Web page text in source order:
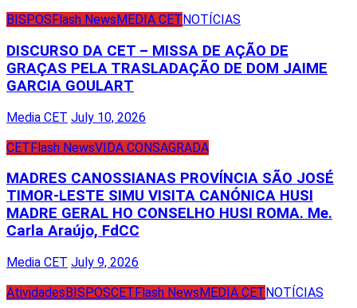
BISPOSFlash NewsMEDIA CETNOTÍCIAS
DISCURSO DA CET – MISSA DE AÇÃO DE
GRAÇAS PELA TRASLADAÇÃO DE DOM JAIME
GARCIA GOULART
Media CET July 10, 2026
CETFlash NewsVIDA CONSAGRADA
MADRES CANOSSIANAS PROVÍNCIA SÃO JOSÉ
TIMOR-LESTE SIMU VISITA CANÓNICA HUSI
MADRE GERAL HO CONSELHO HUSI ROMA. Me.
Carla Araújo, FdCC
Media CET July 9, 2026
AtividadesBISPOSCETFlash NewsMEDIA CETNOTÍCIAS